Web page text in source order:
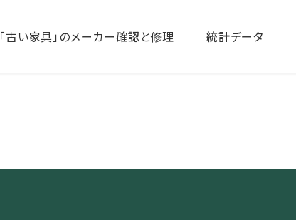
「古い家具」のメーカー確認と修理 統計データ